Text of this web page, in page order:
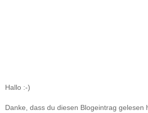
Hallo :-)
Danke, dass du diesen Blogeintrag gelesen